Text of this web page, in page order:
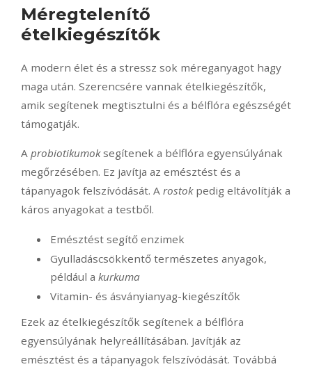
Méregtelenítő
ételkiegészítők
A modern élet és a stressz sok méreganyagot hagy
maga után. Szerencsére vannak ételkiegészítők,
amik segítenek megtisztulni és a bélflóra egészségét
támogatják.
A probiotikumoksegítenek a bélflóra egyensúlyának
megőrzésében. Ez javítja az emésztést és a
tápanyagok felszívódását. A rostokpedig eltávolítják a
káros anyagokat a testből.
Emésztést segítő enzimek
Gyulladáscsökkentő természetes anyagok,
például a kurkuma
Vitamin- és ásványianyag-kiegészítők
Ezek az ételkiegészítők segítenek a bélflóra
egyensúlyának helyreállításában. Javítják az
emésztést és a tápanyagok felszívódását. Továbbá